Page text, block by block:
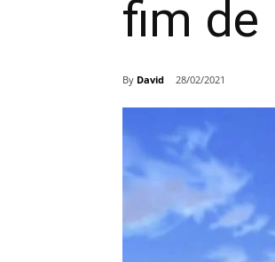
fim de
By David 28/02/2021